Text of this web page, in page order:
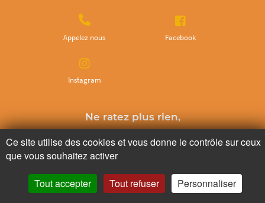
Appelez nous Facebook
Instagram
Ne ratez plus rien,
Abonnez-vous à notre newsletter
Je m’inscris
Ce site utilise des cookies et vous donne le contrôle sur ceux
que vous souhaitez activer
Tout accepter Tout refuser Personnaliser